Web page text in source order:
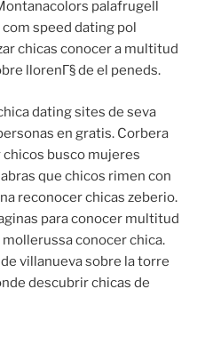
palafrugell
speed dating pol
chicas conocer a multitud
llorenГ§ de el peneds.
dating sites de seva
en gratis. Corbera
busco mujeres
que chicos rimen con
reconocer chicas zeberio.
para conocer multitud
conocer chica.
villanueva sobre la torre
descubrir chicas de